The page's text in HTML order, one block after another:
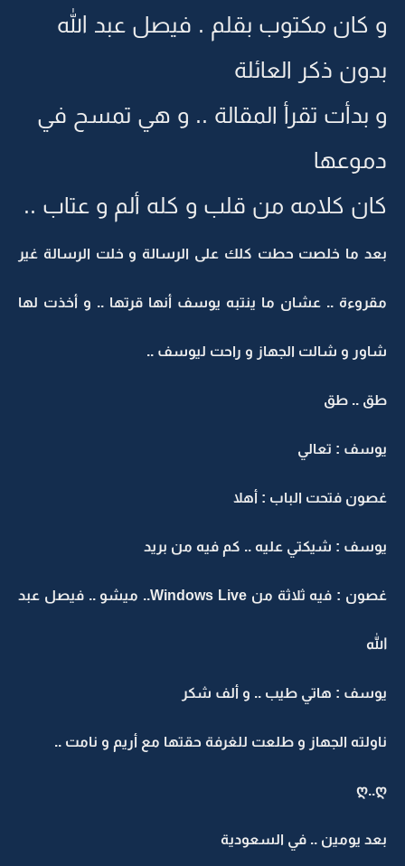
و كان مكتوب بقلم . فيصل عبد الله
بدون ذكر العائلة
و بدأت تقرأ المقالة .. و هي تمسح في
دموعها
كان كلامه من قلب و كله ألم و عتاب ..
بعد ما خلصت حطت كلك على الرسالة و خلت الرسالة غير
مقروءة .. عشان ما ينتبه يوسف أنها قرتها .. و أخذت لها
شاور و شالت الجهاز و راحت ليوسف ..
طق .. طق
يوسف : تعالي
غصون فتحت الباب : أهلا
يوسف : شيكتي عليه .. كم فيه من بريد
غصون : فيه ثلاثة من Windows Live.. ميشو .. فيصل عبد
الله
يوسف : هاتي طيب .. و ألف شكر
ناولته الجهاز و طلعت للغرفة حقتها مع أريم و نامت ..
ღ..ღ
بعد يومين .. في السعودية